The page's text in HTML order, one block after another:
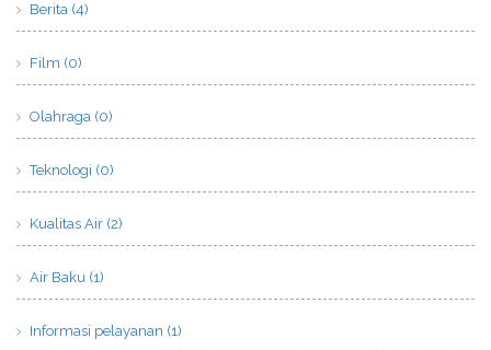
Berita (4)
Film (0)
Olahraga (0)
Teknologi (0)
Kualitas Air (2)
Air Baku (1)
Informasi pelayanan (1)